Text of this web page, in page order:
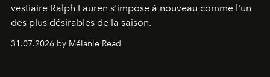
vestiaire Ralph Lauren s'impose à nouveau comme l'un
des plus désirables de la saison.
31.07.2026 by Mélanie Read